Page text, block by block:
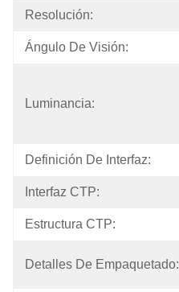
Resolución:
Ángulo De Visión:
Luminancia:
Definición De Interfaz:
Interfaz CTP:
Estructura CTP:
Detalles De Empaquetado: